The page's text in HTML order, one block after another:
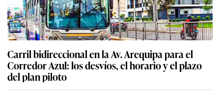
Carril bidireccional en la Av. Arequipa para el
Corredor Azul: los desvíos, el horario y el plazo
del plan piloto